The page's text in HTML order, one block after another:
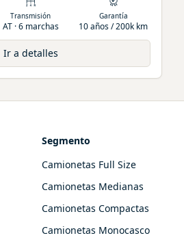
Transmisión
AT · 6 marchas
Garantía
10 años / 200k km
Ir a detalles
Segmento
Camionetas Full Size
Camionetas Medianas
Camionetas Compactas
Camionetas Monocasco